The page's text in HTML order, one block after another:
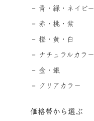
青・緑・ネイビー
赤・桃・紫
橙・黄・白
ナチュラルカラー
金・銀
クリアカラー
価格帯から選ぶ